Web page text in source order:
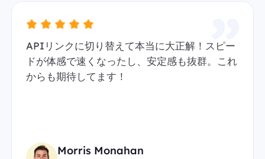
APIリンクに切り替えて本当に大正解！スピー
ドが体感で速くなったし、安定感も抜群。これ
からも期待してます！
Morris Monahan